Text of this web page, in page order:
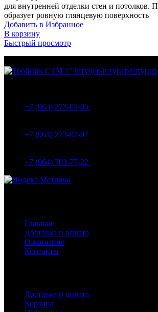
для внутренней отделки стен и потолков.
образует ровную глянцевую поверхность
Добавить в Избранное
В корзину
Быстрый просмотр
+7 (963) 273-05-05
+7 (963) 273-07-07
+7 (964) 703-77-22
Главная
Доставка и оплата
О магазине
Контакты
Доставка и оплата
Корзина